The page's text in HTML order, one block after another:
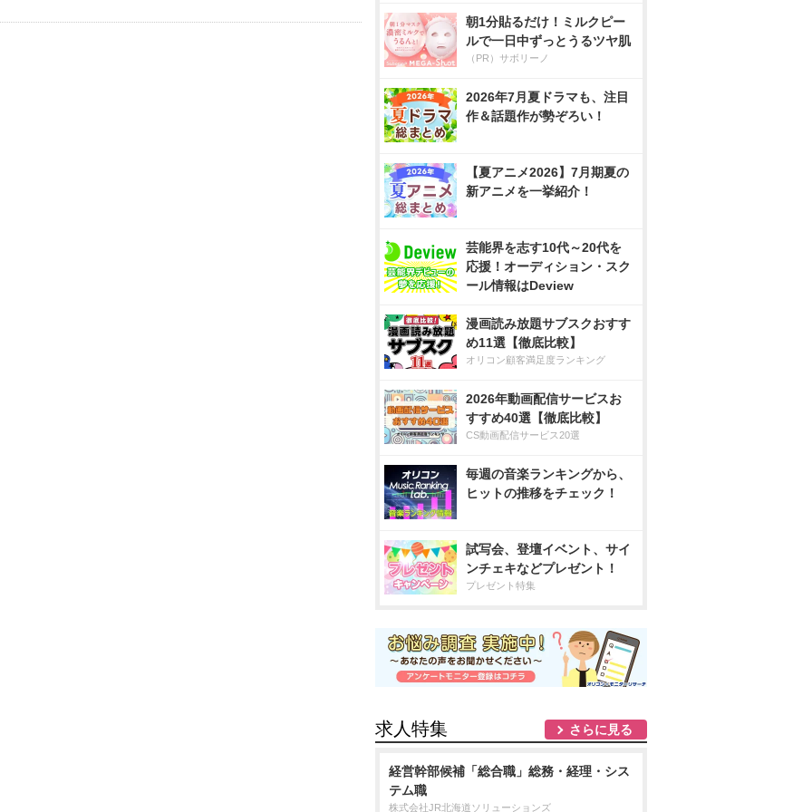
朝1分貼るだけ！ミルクピー
ルで一日中ずっとうるツヤ肌
（PR）サボリーノ
2026年7月夏ドラマも、注目
作＆話題作が勢ぞろい！
【夏アニメ2026】7月期夏の
新アニメを一挙紹介！
芸能界を志す10代～20代を
応援！オーディション・スク
ール情報はDeview
漫画読み放題サブスクおすす
め11選【徹底比較】
オリコン顧客満足度ランキング
2026年動画配信サービスお
すすめ40選【徹底比較】
CS動画配信サービス20選
毎週の音楽ランキングから、
ヒットの推移をチェック！
試写会、登壇イベント、サイ
ンチェキなどプレゼント！
プレゼント特集
求人特集 さらに見る
経営幹部候補「総合職」総務・経理・シス
テム職
株式会社JR北海道ソリューションズ